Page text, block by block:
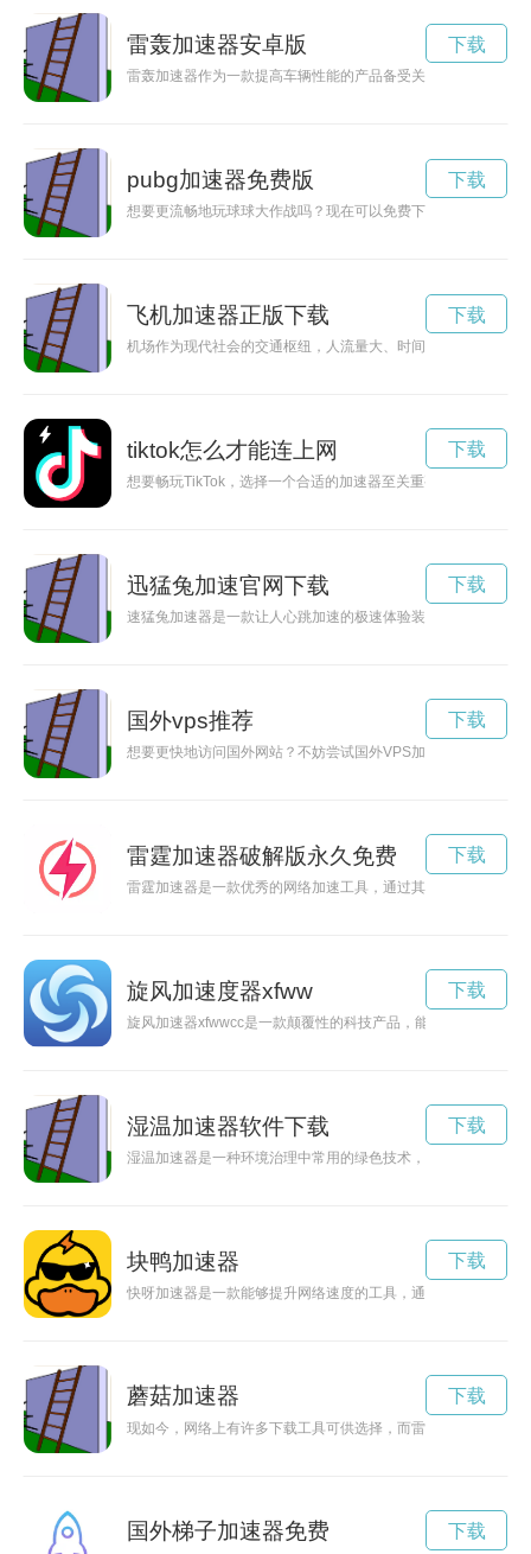
雷轰加速器安卓版
雷轰加速器作为一款提高车辆性能的产品备受关注，但很多人
下载
pubg加速器免费版
想要更流畅地玩球球大作战吗？现在可以免费下载加速器，让
下载
飞机加速器正版下载
机场作为现代社会的交通枢纽，人流量大、时间紧迫，为了提
下载
tiktok怎么才能连上网
想要畅玩TikTok，选择一个合适的加速器至关重要。
下载
迅猛兔加速官网下载
速猛兔加速器是一款让人心跳加速的极速体验装置，让你尽情
下载
国外vps推荐
想要更快地访问国外网站？不妨尝试国外VPS加速，本文将为
下载
雷霆加速器破解版永久免费
雷霆加速器是一款优秀的网络加速工具，通过其VIP服务用户
下载
旋风加速度器xfww
旋风加速器xfwwcc是一款颠覆性的科技产品，能够提升网络加
下载
湿温加速器软件下载
湿温加速器是一种环境治理中常用的绿色技术，能够加速土壤
下载
块鸭加速器
快呀加速器是一款能够提升网络速度的工具，通过加速网络数
下载
蘑菇加速器
现如今，网络上有许多下载工具可供选择，而雷霆加器则是其
下载
国外梯子加速器免费 下载